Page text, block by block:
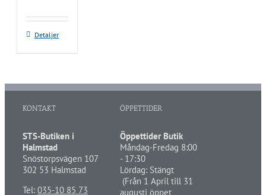
Detaljer
KONTAKT
STS-Butiken i
Halmstad
Snöstorpsvägen 107
302 53 Halmstad
Tel: 035-10 85 73
ÖPPETTIDER
Öppettider Butik
Måndag-Fredag 8:00
- 17:30
Lördag: Stängt
(Från 1 April till 31
augusti öppet